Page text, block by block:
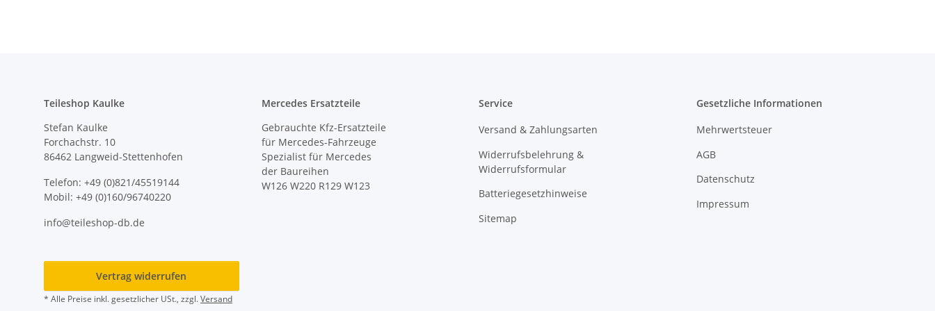
Teileshop Kaulke
Stefan Kaulke
Forchachstr. 10
86462 Langweid-Stettenhofen
Telefon: +49 (0)821/45519144
Mobil: +49 (0)160/96740220
info@teileshop-db.de
Mercedes Ersatzteile
Gebrauchte Kfz-Ersatzteile
für Mercedes-Fahrzeuge
Spezialist für Mercedes
der Baureihen
W126 W220 R129 W123
Service
Versand & Zahlungsarten
Widerrufsbelehrung &
Widerrufsformular
Batteriegesetzhinweise
Sitemap
Gesetzliche Informationen
Mehrwertsteuer
AGB
Datenschutz
Impressum
Vertrag widerrufen
* Alle Preise inkl. gesetzlicher USt., zzgl.Versand